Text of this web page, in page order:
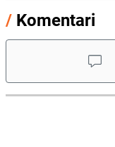
/ Komentari